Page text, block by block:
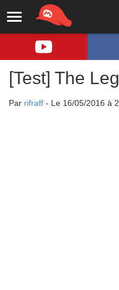
[Test] The
Par rifraff - Le 16/05/2016 à